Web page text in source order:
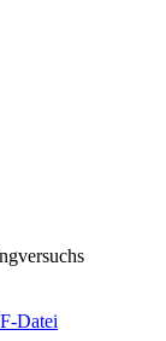
Datei